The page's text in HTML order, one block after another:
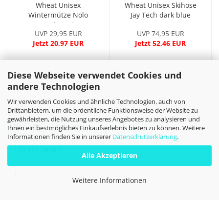
Diese Webseite verwendet Cookies und
andere Technologien
Wir verwenden Cookies und ähnliche Technologien, auch von
Drittanbietern, um die ordentliche Funktionsweise der Website zu
gewährleisten, die Nutzung unseres Angebotes zu analysieren und
Ihnen ein bestmögliches Einkaufserlebnis bieten zu können. Weitere
Informationen finden Sie in unserer Datenschutzerklärung.
Alle Akzeptieren
Weitere Informationen
Wheat Unisex
Wintermütze Nolo
multi red
UVP 29,95 EUR
Jetzt 20,97 EUR
Wheat Unisex Skihose
Jay Tech dark blue
UVP 74,95 EUR
Jetzt 52,46 EUR
FILTERSortieren nach
Sortieren nach
pro Seite